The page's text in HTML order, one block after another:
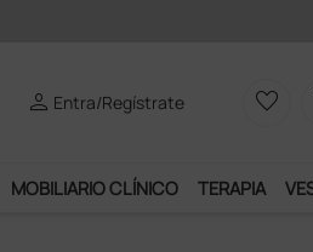
person Entra/Regístrate favorite_border
MOBILIARIO CLÍNICO TERAPIA